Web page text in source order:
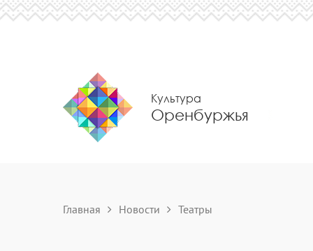
Культура
Оренбуржья
Главная Новости Театры